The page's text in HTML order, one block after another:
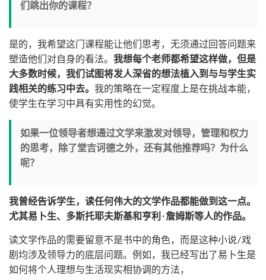
们跳出你的课程？
是的，我希望这门课程能让他们思考，无须通过回答问题来
塑造他们对自身的看法。 我想每个老师都希望这样做，但是
大多数时候，我们试图将发人深省的想法植入到与与学生实
践相关的练习中去。 我的策略在一定程度上是在挑战本能，
使学生在学习中具有实用性的幻觉。
如果一位领导者想通过文学来激发对领导，管理和权力
的思考，除了堂吉诃德之外，还有其他推荐吗？为什么
呢？
我曾经告诉学生，读任何伟大的文学作品都能做到这一点。
尤其易卜生、多斯托耶夫斯基和亨利·詹姆斯等人的作品。
读文学作品的需要留意不是书中的角色，而是这种小说/戏
剧均涉及领导力的底层问题。例如，我已经写出了易卜生是
如何将个人理想与生活现实相协调的方法，